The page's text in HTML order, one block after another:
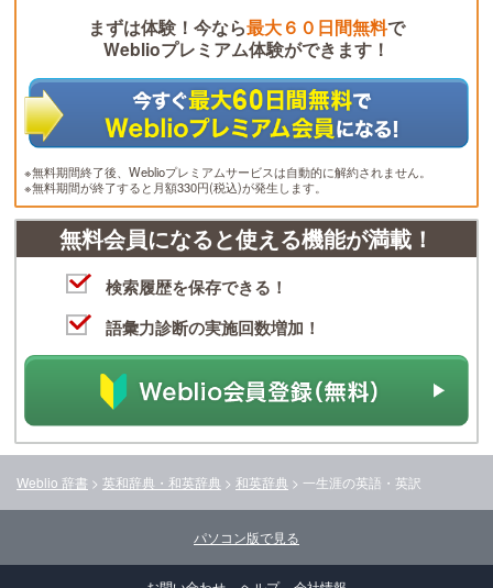
まずは体験！今なら最大６０日間無料で
Weblioプレミアム体験ができます！
※無料期間終了後、Weblioプレミアムサービスは自動的に解約されません。
※無料期間が終了すると月額330円(税込)が発生します。
無料会員になると使える機能が満載！
検索履歴を保存できる！
語彙力診断の実施回数増加！
Weblio 辞書 > 英和辞典・和英辞典 > 和英辞典 > 一生涯の英語・英訳
パソコン版で見る